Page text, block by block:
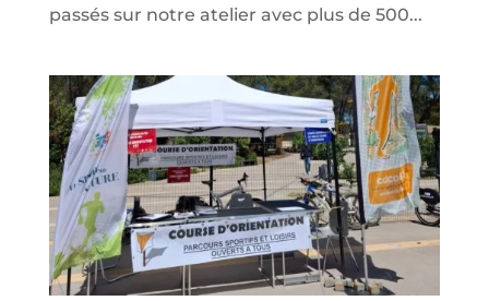
passés sur notre atelier avec plus de 500...